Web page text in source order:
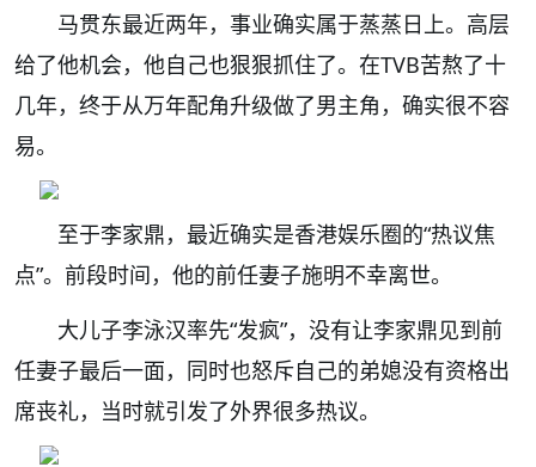
马贯东最近两年，事业确实属于蒸蒸日上。高层
给了他机会，他自己也狠狠抓住了。在TVB苦熬了十
几年，终于从万年配角升级做了男主角，确实很不容
易。
至于李家鼎，最近确实是香港娱乐圈的“热议焦
点”。前段时间，他的前任妻子施明不幸离世。
大儿子李泳汉率先“发疯”，没有让李家鼎见到前
任妻子最后一面，同时也怒斥自己的弟媳没有资格出
席丧礼，当时就引发了外界很多热议。